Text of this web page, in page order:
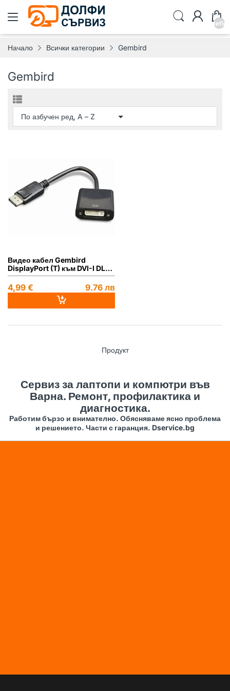
Начало Всички категории Gembird
Gembird
Видео кабел Gembird
DisplayPort (T) към DVI-I DL
(M), 10 см, Максимална Full
HD резолюция на 60 Hz,
Черен, AB-DPM-DVIF-002
4,99 € 9.76 лв
Продукт
Сервиз за лаптопи и компютри във
Варна. Ремонт, профилактика и
диагностика.
Работим бързо и внимателно. Обясняваме ясно проблема
и решението. Части с гаранция. Dservice.bg